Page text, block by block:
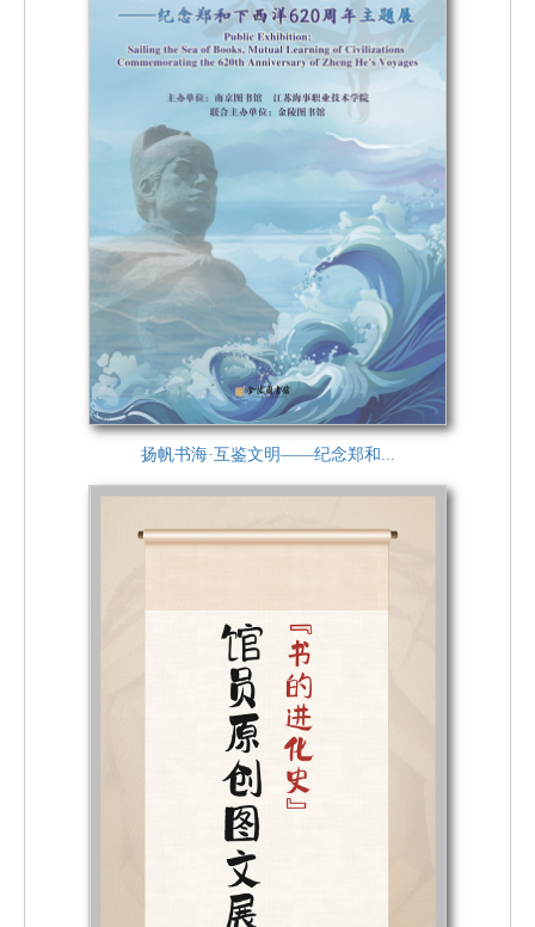
扬帆书海·互鉴文明——纪念郑和...